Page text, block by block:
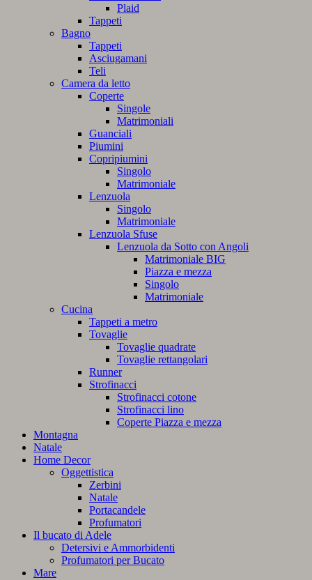
Plaid
Tappeti
Bagno
Tappeti
Asciugamani
Teli
Camera da letto
Coperte
Singole
Matrimoniali
Guanciali
Piumini
Copripiumini
Singolo
Matrimoniale
Lenzuola
Singolo
Matrimoniale
Lenzuola Sfuse
Lenzuola da Sotto con Angoli
Matrimoniale BIG
Piazza e mezza
Singolo
Matrimoniale
Cucina
Tappeti a metro
Tovaglie
Tovaglie quadrate
Tovaglie rettangolari
Runner
Strofinacci
Strofinacci cotone
Strofinacci lino
Coperte Piazza e mezza
Montagna
Natale
Home Decor
Oggettistica
Zerbini
Natale
Portacandele
Profumatori
Il bucato di Adele
Detersivi e Ammorbidenti
Profumatori per Bucato
Mare